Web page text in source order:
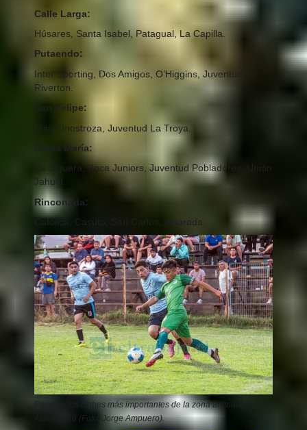
Calle Larga:
Húsares, Santa Isabel, Patagual, La Capilla.
Putaendo:
Inter Sporting, Dos Amigos, O’Higgins, Juventud,
Riverton.
San Felipe:
Mario Inostroza, Juventud La Troya.
Santa María:
La Higuera, Boca Juniors, Juventud Pobladores, Unión
Jahuel.
Rinconada:
Católica, Casuto, San Carlos, Alborada.
Parte de los clubes más importantes de la zona animarán el
Afava 2026 (Foto: Jorge Ampuero).